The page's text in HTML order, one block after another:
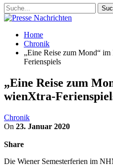
Home
Chronik
„Eine Reise zum Mond“
Ferienspiels
„Eine Reise zum
wienXtra-
Chronik
On 23. Januar 2020
Share
Die Wiener Semesterferien im